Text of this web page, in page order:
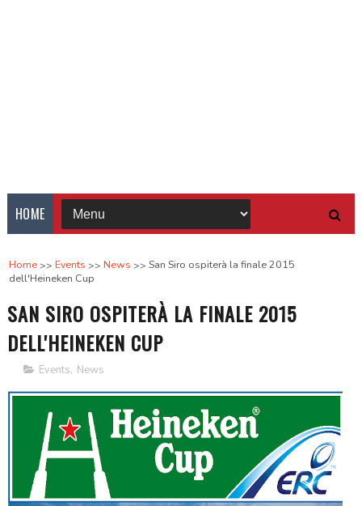
HOME
Home Events News
San Siro ospiterà la finale 2015
dell'Heineken Cup
SAN SIRO OSPITERÀ LA FINALE 2015
DELL'HEINEKEN CUP
Events, News